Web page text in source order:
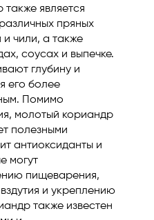
является
пряных
и чили, а также
соусах и выпечке.
глубину и
его более
Помимо
молотый кориандр
полезными
антиоксиданты и
могут
пищеварения,
и укреплению
также известен